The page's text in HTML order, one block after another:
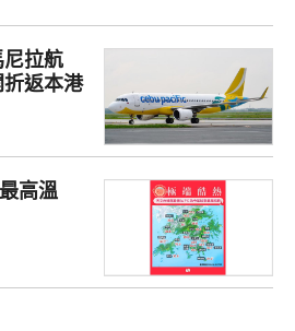
拉航
返本港
高溫